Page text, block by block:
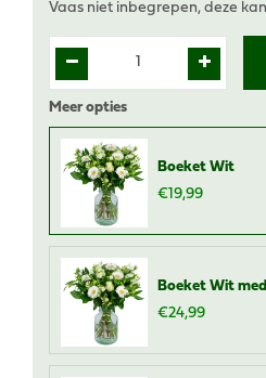
Vaas niet inbegrepen, deze
Meer opties
Boeket Wit
€19,99
Boeket Wit
€24,99